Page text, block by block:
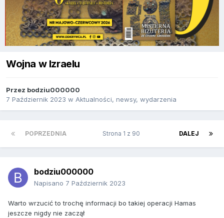
Wojna w Izraelu
Przez bodziu000000
7 Październik 2023 w Aktualności, newsy, wydarzenia
POPRZEDNIA DALEJ
Strona 1 z 90
bodziu000000
Napisano 7 Październik 2023
Warto wrzucić to trochę informacji bo takiej operacji Hamas
jeszcze nigdy nie zaczął